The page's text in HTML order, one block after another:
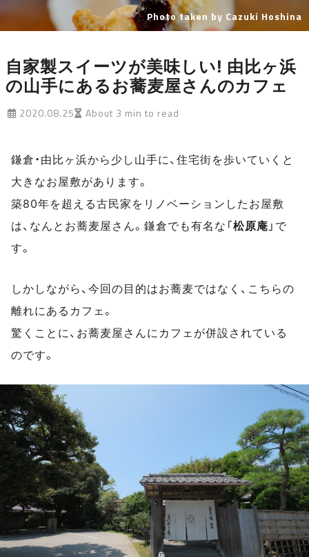
Photo taken by Cazuki Hoshina
自家製スイーツが美味しい! 由比ヶ浜
の山手にあるお蕎麦屋さんのカフェ
2020.08.25 About 3 min to read
鎌倉・由比ヶ浜から少し山手に、住宅街を歩いていくと
大きなお屋敷があります。
築80年を超える古民家をリノベーションしたお屋敷
は、なんとお蕎麦屋さん。鎌倉でも有名な「松原庵 」で
す。
しかしながら、今回の目的はお蕎麦ではなく、こちらの
離れにあるカフェ。
驚くことに、お蕎麦屋さんにカフェが併設されている
のです。